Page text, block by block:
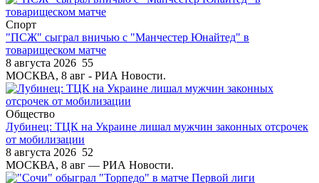
Спорт
"ПСЖ" сыграл вничью с "Манчестер Юнайтед" в
товарищеском матче
8 августа 2026 55
МОСКВА, 8 авг - РИА Новости.
Общество
Лубинец: ТЦК на Украине лишал мужчин законных отсрочек
от мобилизации
8 августа 2026 52
МОСКВА, 8 авг — РИА Новости.